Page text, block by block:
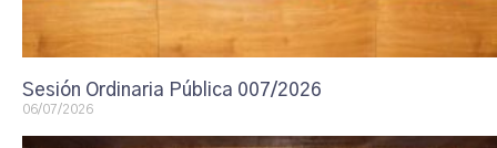
Sesión Ordinaria Pública 007/2026
06/07/2026